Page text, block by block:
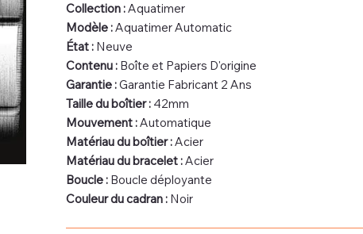
Collection :Aquatimer
Modèle :Aquatimer Automatic
État :Neuve
Contenu :Boîte et Papiers D'origine
Garantie :Garantie Fabricant 2 Ans
Taille du boîtier : 42mm
Mouvement :Automatique
Matériau du boîtier :Acier
Matériau du bracelet :Acier
Boucle : Boucle déployante
Couleur du cadran : Noir